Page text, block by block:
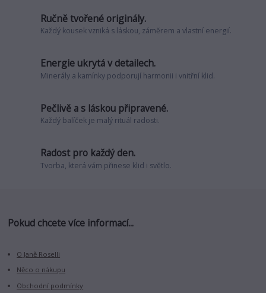
Ručně tvořené originály.
Každý kousek vzniká s láskou, záměrem a vlastní energií.
Energie ukrytá v detailech.
Minerály a kamínky podporují harmonii i vnitřní klid.
Pečlivě a s láskou připravené.
Každý balíček je malý rituál radosti.
Radost pro každý den.
Tvorba, která vám přinese klid i světlo.
Pokud chcete více informací...
O Janě Roselli
Něco o nákupu
Obchodní podmínky